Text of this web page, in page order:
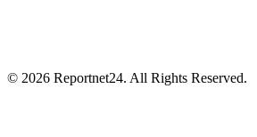
© 2026 Reportnet24. All Rights Reserved.